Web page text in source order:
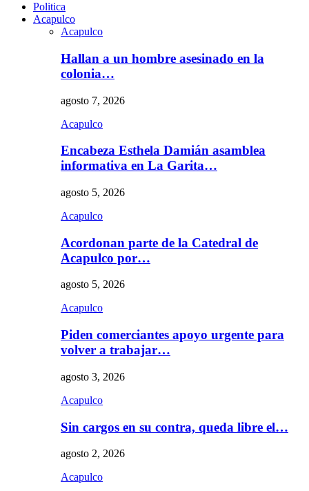
Politica
Acapulco
Acapulco
Hallan a un hombre asesinado en la
colonia…
agosto 7, 2026
Acapulco
Encabeza Esthela Damián asamblea
informativa en La Garita…
agosto 5, 2026
Acapulco
Acordonan parte de la Catedral de
Acapulco por…
agosto 5, 2026
Acapulco
Piden comerciantes apoyo urgente para
volver a trabajar…
agosto 3, 2026
Acapulco
Sin cargos en su contra, queda libre el…
agosto 2, 2026
Acapulco